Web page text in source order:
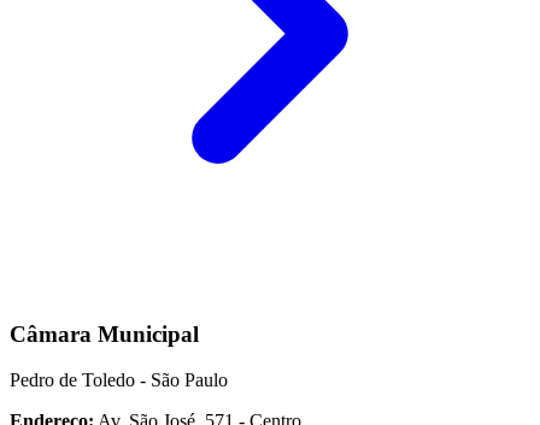
Câmara Municipal
Pedro de Toledo - São Paulo